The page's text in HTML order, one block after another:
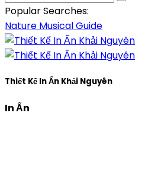
Popular Searches:
Nature MusicalGuide
Thiết Kế In Ấn Khải Nguyên
In Ấn